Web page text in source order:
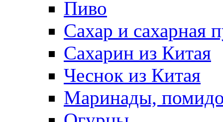
Пиво
Сахар и сахарная
Сахарин из Китая
Чеснок из Китая
Маринады,